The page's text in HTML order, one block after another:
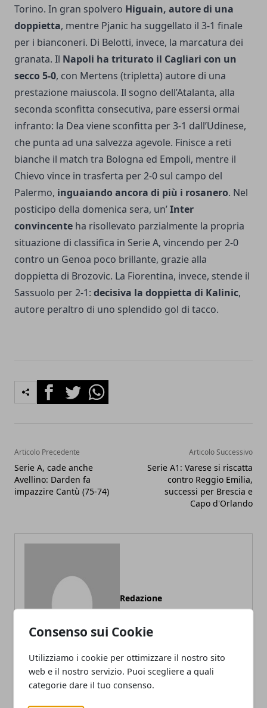
Consenso sui Cookie
Utilizziamo i cookie per ottimizzare il nostro sito
web e il nostro servizio. Puoi scegliere a quali
categorie dare il tuo consenso.
Torino. In gran spolvero Higuain, autore di una
doppietta, mentre Pjanic ha suggellato il 3-1 finale
per i bianconeri. Di Belotti, invece, la marcatura dei
granata. Il Napoli ha triturato il Cagliari con un
secco 5-0, con Mertens (tripletta) autore di una
prestazione maiuscola. Il sogno dell’Atalanta, alla
seconda sconfitta consecutiva, pare essersi ormai
infranto: la Dea viene sconfitta per 3-1 dall’Udinese,
che punta ad una salvezza agevole. Finisce a reti
bianche il match tra Bologna ed Empoli, mentre il
Chievo vince in trasferta per 2-0 sul campo del
Palermo, inguaiando ancora di più i rosanero. Nel
posticipo della domenica sera, un’Inter
convincente ha risollevato parzialmente la propria
situazione di classifica in Serie A, vincendo per 2-0
contro un Genoa poco brillante, grazie alla
doppietta di Brozovic. La Fiorentina, invece, stende il
Sassuolo per 2-1: decisiva la doppietta di Kalinic,
autore peraltro di uno splendido gol di tacco.
FacebookTwitterWhatsapp
Articolo Precedente
Serie A, cade anche
Avellino: Darden fa
impazzire Cantù (75-74)
Articolo Successivo
Serie A1: Varese si riscatta
contro Reggio Emilia,
successi per Brescia e
Capo d'Orlando
Redazione